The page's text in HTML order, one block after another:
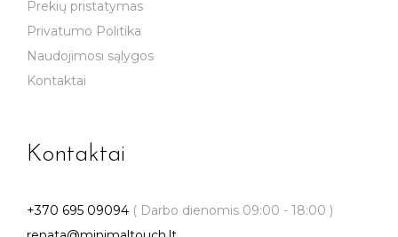
Prekių pristatymas
Privatumo Politika
Naudojimosi sąlygos
Kontaktai
Kontaktai
+370 695 09094 ( Darbo dienomis 09:00 - 18:00 )